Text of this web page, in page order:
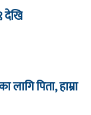
देखि
पिता, हाम्रा